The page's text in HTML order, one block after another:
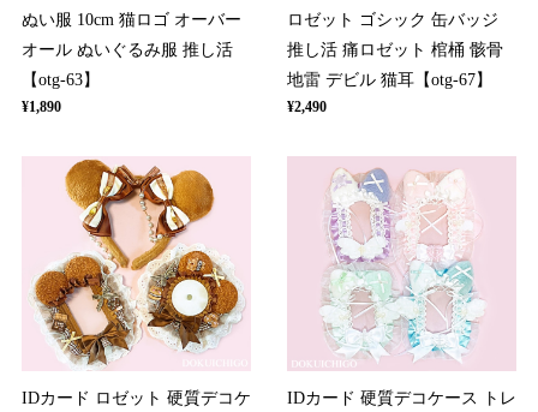
ぬい服 10cm 猫ロゴ オーバー
オール ぬいぐるみ服 推し活
【otg-63】
¥1,890
ロゼット ゴシック 缶バッジ
推し活 痛ロゼット 棺桶 骸骨
地雷 デビル 猫耳【otg-67】
¥2,490
IDカード ロゼット 硬質デコケ
IDカード 硬質デコケース トレ